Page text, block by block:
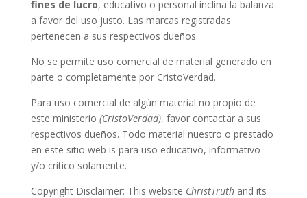
fines de lucro, educativo o personal inclina la balanza
a favor del uso justo. Las marcas registradas
pertenecen a sus respectivos dueños.
No se permite uso comercial de material generado en
parte o completamente por CristoVerdad.
Para uso comercial de algún material no propio de
este ministerio (CristoVerdad), favor contactar a sus
respectivos dueños. Todo material nuestro o prestado
en este sitio web is para uso educativo, informativo
y/o crítico solamente.
Copyright Disclaimer: This website ChristTruthand its